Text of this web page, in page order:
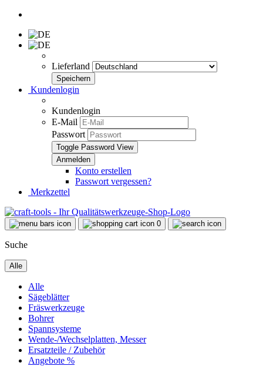
Lieferland
Kundenlogin
Kundenlogin
E-Mail
Passwort
Toggle Password View
Konto erstellen
Passwort vergessen?
Merkzettel
0
Suche
Alle
Alle
Sägeblätter
Fräswerkzeuge
Bohrer
Spannsysteme
Wende-/Wechselplatten, Messer
Ersatzteile / Zubehör
Angebote %